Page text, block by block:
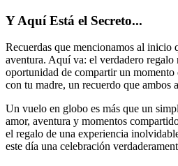
Y Aquí Está el Secreto...
Recuerdas que mencionamos al inicio
aventura. Aquí va: el verdadero regalo
oportunidad de compartir un
con tu madre, un recuerdo que ambos
Un vuelo en globo es más que un
amor, aventura y momentos
el regalo de una experiencia
este día una celebración